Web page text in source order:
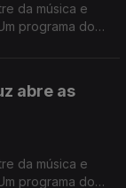
da música e
programa do
abre as
da música e
programa do